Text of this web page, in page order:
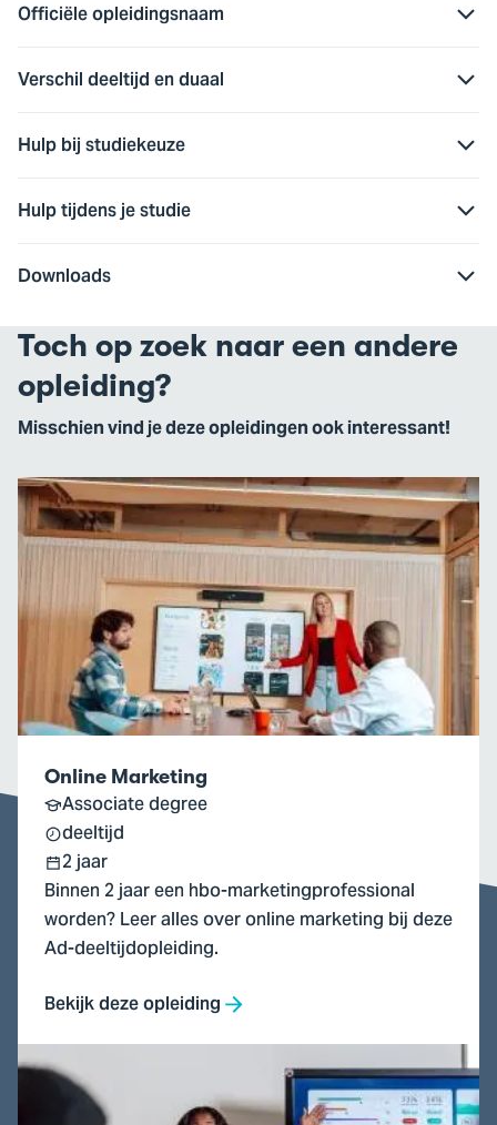
Officiële opleidingsnaam
Verschil deeltijd en duaal
Hulp bij studiekeuze
Hulp tijdens je studie
Downloads
Toch op zoek naar een andere
opleiding?
Misschien vind je deze opleidingen ook interessant!
Ga
naar
Online
Marketing
Online Marketing
Associate degree
deeltijd
2 jaar
Binnen 2 jaar een hbo-marketingprofessional
worden? Leer alles over online marketing bij deze
Ad-deeltijdopleiding.
Bekijk deze opleiding
Ga
naar